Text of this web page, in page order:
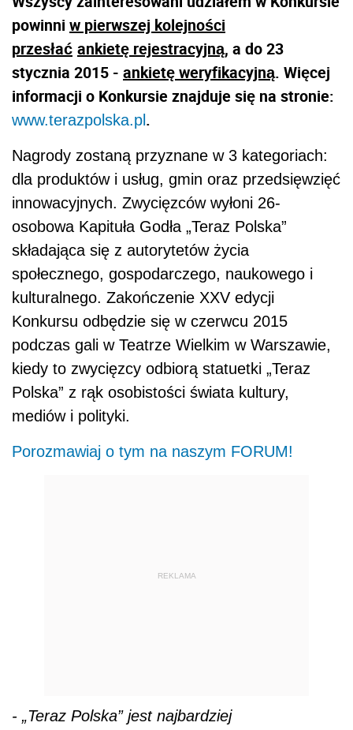
powinni w pierwszej kolejności
przesłać ankietę rejestracyjną, a do23
stycznia 2015 - ankietę weryfikacyjną. Więcej
informacji o Konkursie znajduje się na stronie:
www.terazpolska.pl .
Nagrody zostaną przyznane w 3 kategoriach:
dla produktów i usług, gmin oraz przedsięwzięć
innowacyjnych. Zwycięzców wyłoni 26-
osobowa Kapituła Godła „Teraz Polska”
składająca się z autorytetów życia
społecznego, gospodarczego, naukowego i
kulturalnego. Zakończenie XXV edycji
Konkursu odbędzie się w czerwcu 2015
podczas gali w Teatrze Wielkim w Warszawie,
kiedy to zwycięzcy odbiorą statuetki „Teraz
Polska” z rąk osobistości świata kultury,
mediów i polityki.
Porozmawiaj o tym na naszym FORUM!
REKLAMA
- „Teraz Polska” jest najbardziej